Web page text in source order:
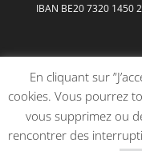
IBAN BE20 7320 1450
En cliquant sur
cookies. Vous pourrez
vous supprimez ou
rencontrer des